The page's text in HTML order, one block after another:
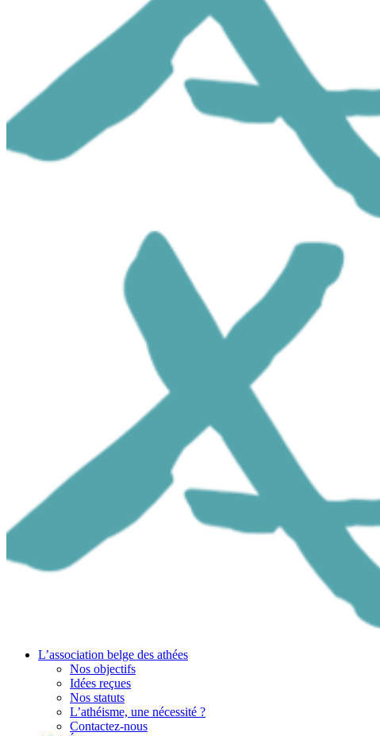
L’association belge des athées
Nos objectifs
Idées reçues
Nos statuts
L’athéisme, une nécessité ?
Contactez-nous